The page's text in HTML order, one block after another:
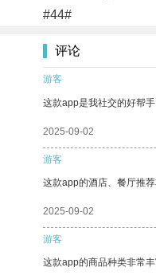
#44#
评论
游客
这款app是我社交的好帮
2025-09-02
游客
这款app的酒店、餐厅推
2025-09-02
游客
这款app的商品种类非常